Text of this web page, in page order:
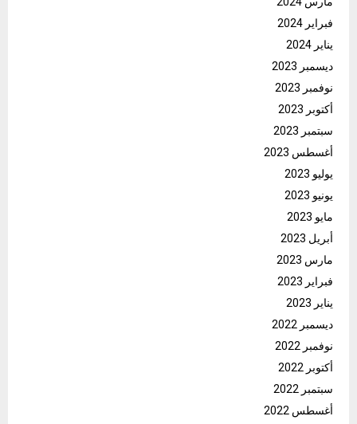
فبراير 2024
يناير 2024
ديسمبر 2023
نوفمبر 2023
أكتوبر 2023
سبتمبر 2023
أغسطس 2023
يوليو 2023
يونيو 2023
مايو 2023
أبريل 2023
مارس 2023
فبراير 2023
يناير 2023
ديسمبر 2022
نوفمبر 2022
أكتوبر 2022
سبتمبر 2022
أغسطس 2022